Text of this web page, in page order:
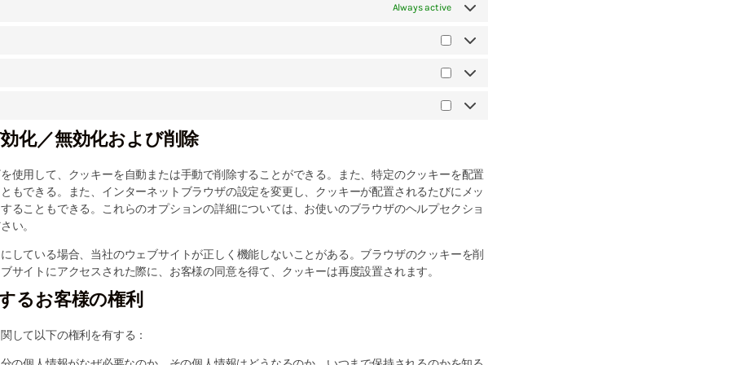
Always active
化／無効化および削除
使用して、クッキーを自動または手動で削除することができる。また、特定のクッキーを配置
もできる。また、インターネットブラウザの設定を変更し、クッキーが配置されるたびにメッ
ることもできる。これらのオプションの詳細については、お使いのブラウザのヘルプセクショ
い。
している場合、当社のウェブサイトが正しく機能しないことがある。ブラウザのクッキーを削
サイトにアクセスされた際に、お客様の同意を得て、クッキーは再度設置されます。
るお客様の権利
して以下の権利を有する：